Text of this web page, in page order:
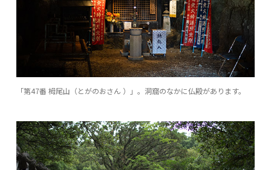
「第47番 栂尾山（とがのおさん ）」。洞窟のなかに仏殿があります。